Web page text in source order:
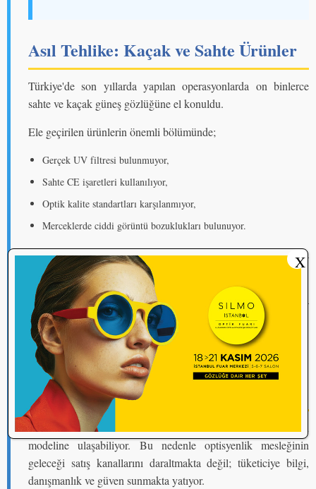
Asıl Tehlike: Kaçak ve Sahte Ürünler
Türkiye'de son yıllarda yapılan operasyonlarda on binlerce
sahte ve kaçak güneş gözlüğüne el konuldu.
Ele geçirilen ürünlerin önemli bölümünde;
Gerçek UV filtresi bulunmuyor,
Sahte CE işaretleri kullanılıyor,
Optik kalite standartları karşılanmıyor,
Merceklerde ciddi görüntü bozuklukları bulunuyor.
Uzmanlara göre halk sağlığı açısından asıl tehdit de burada
ortaya çıkıyor.
Çünkü standart dışı bir ürünün optik mağazada, pazarda veya
internet ortamında satılması gerçeği değiştirmiyor:
Ürün güvenli değilse risk devam ediyor.
Optisyenliğin Geleceği Yasakta mı,
Uzmanlıkta mı?
Bugün tüketici birkaç saniye içinde yüzlerce güneş gözlüğü
modeline ulaşabiliyor. Bu nedenle optisyenlik mesleğinin
geleceği satış kanallarını daraltmakta değil; tüketiciye bilgi,
danışmanlık ve güven sunmakta yatıyor.
X